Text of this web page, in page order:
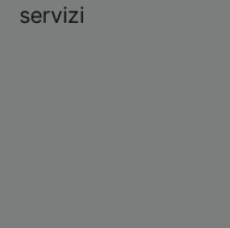
servizi